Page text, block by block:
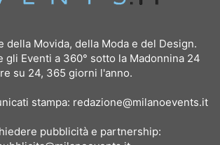
della Movida, della Moda e del Design.
gli Eventi a 360° sotto la Madonnina 24
su 24, 365 giorni l'anno.
stampa: redazione@milanoevents.it
pubblicità e partnership: